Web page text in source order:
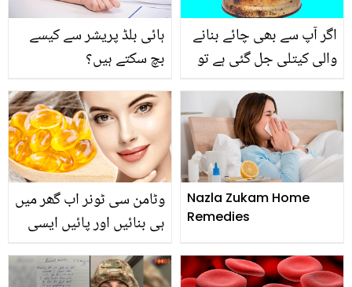
ہائی بلڈ پریشر سے کیسے
بچ سکتے ہیں؟
اگر آپ سے بھی چائے بنانے
والی کیتلی جل گئی ہے تو
گئی یہ ٹپ جانیں اور صرف
5 منٹ میں جلی ہوئی
کیتلی کو صاف کریں
وٹامن سی ٹونر اب گھر میں
ہی بنائیں اور پائیں ایسی
آپ کو بھی حیران کر دے ۔۔
Nazla Zukam Home
Remedies